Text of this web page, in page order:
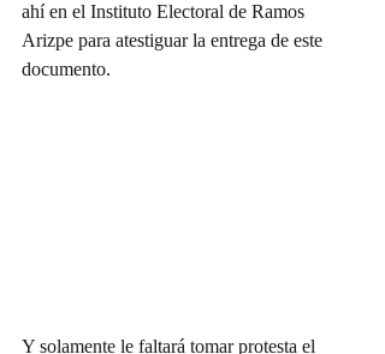
ahí en el Instituto Electoral de Ramos
Arizpe para atestiguar la entrega de este
documento.
Y solamente le faltará tomar protesta el